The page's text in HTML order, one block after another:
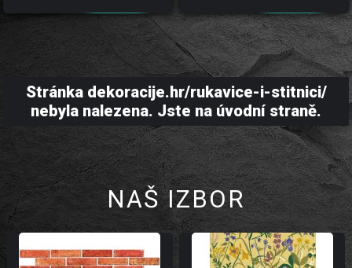
Stránka dekoracije.hr/rukavice-i-stitnici/
nebyla nalezena. Jste na úvodní straně.
NAŠ IZBOR